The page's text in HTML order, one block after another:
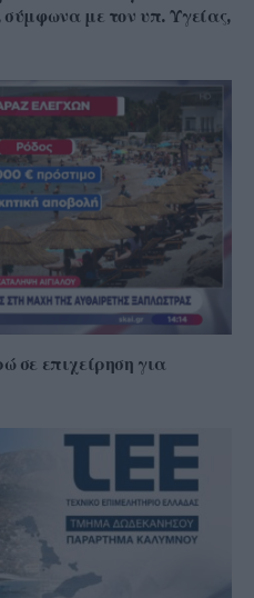
σύμφωνα με τον υπ. Υγείας,
σε επιχείρηση για